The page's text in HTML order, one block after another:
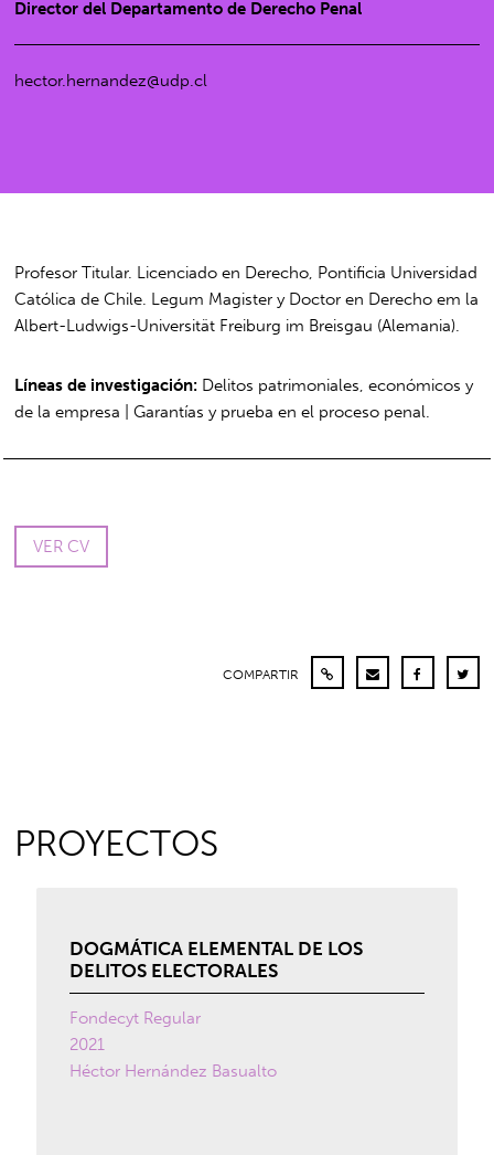
Director del Departamento de Derecho Penal
hector.hernandez@udp.cl
Profesor Titular. Licenciado en Derecho, Pontificia Universidad
Católica de Chile. Legum Magister y Doctor en Derecho em la
Albert-Ludwigs-Universität Freiburg im Breisgau (Alemania).
Líneas de investigación: Delitos patrimoniales, económicos y
de la empresa | Garantías y prueba en el proceso penal.
VER CV
COMPARTIR
PROYECTOS
DOGMÁTICA ELEMENTAL DE LOS
DELITOS ELECTORALES
Fondecyt Regular
2021
Héctor Hernández Basualto